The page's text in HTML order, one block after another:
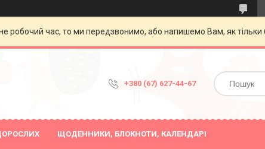
робочий час, то ми передзвонимо, або напишемо Вам, як тільки
+380 (67) 627-44-67
ЩОДЕННИКИ, БЛОКНОТИ, КАЛЕНДАРІ